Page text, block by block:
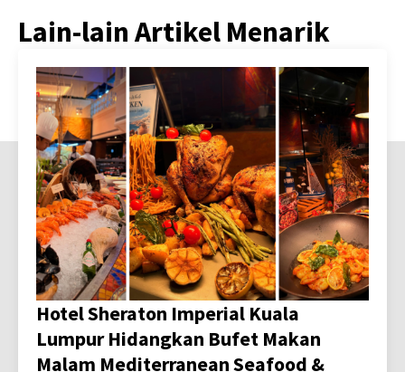
Lain-lain Artikel Menarik
Hotel Sheraton Imperial Kuala
Lumpur Hidangkan Bufet Makan
Malam Mediterranean Seafood &